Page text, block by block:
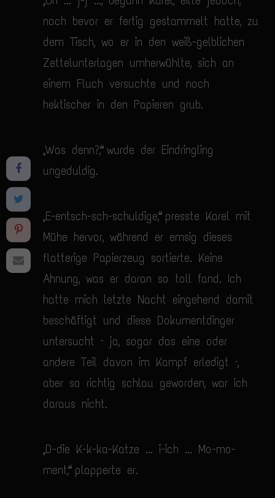
noch bevor er fertig gestammelt hatte, zu
dem Tisch, wo er in den weiß-gelblichen
Zettelunterlagen umherwühlte, sich an
einem Fluch versuchte und noch
hektischer in den Papieren grub.
„Was denn?“, wurde der Eindringling
ungeduldig.
„E-entsch-sch-schuldige“, presste Karel mit
Mühe hervor, während er emsig dieses
flatterige Papierzeug sortierte. Keine
Ahnung, was er daran so toll fand. Ich
hatte mich letzte Nacht eingehend damit
beschäftigt und diese Dokumentdinger
untersucht – ja, sogar das eine oder
andere Teil davon im Kampf erledigt –,
aber so richtig schlau geworden, war ich
daraus nicht.
„D-die K-k-ka-Katze ... i-ich ... Mo-mo-
ment“, plapperte er.